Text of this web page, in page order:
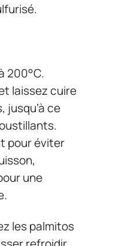
200°C.
laissez cuire
jusqu’à ce
pour éviter
une
les palmitos